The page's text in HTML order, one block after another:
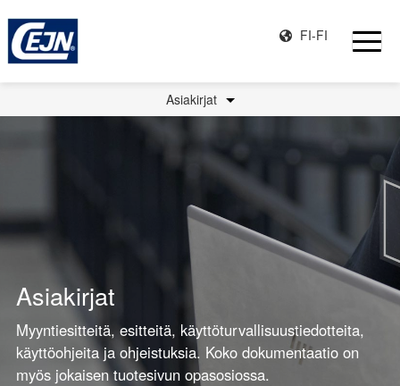
FI-FI
Asiakirjat
Asiakirjat
Myyntiesitteitä, esitteitä, käyttöturvallisuustiedotteita,
käyttöohjeita ja ohjeistuksia. Koko dokumentaatio on
myös jokaisen tuotesivun opasosiossa.